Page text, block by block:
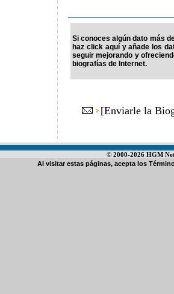
Si conoces algún dato más
haz click aquí y añade los
seguir mejorando y
biografías de Internet.
[Enviarle la
© 2000-2026 HGM
Al visitar estas páginas, acepta los